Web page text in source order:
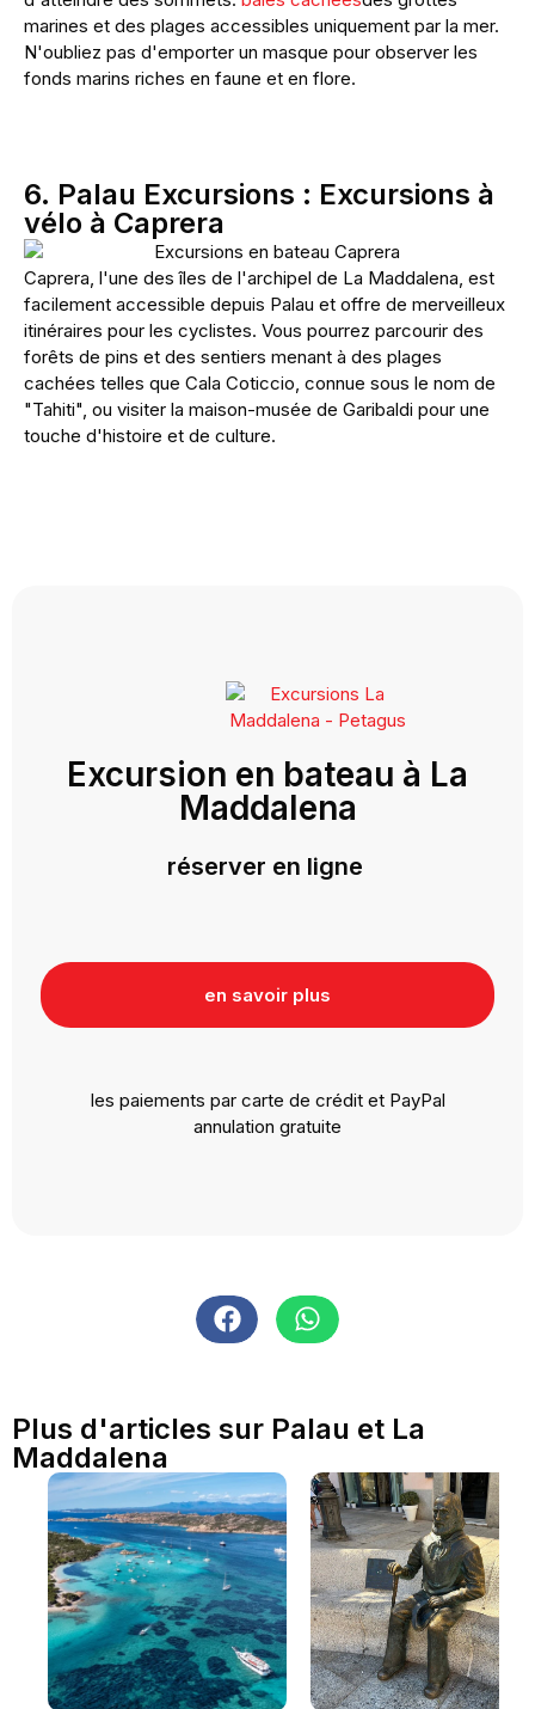
marines et des plages accessibles uniquement par la mer.
N'oubliez pas d'emporter un masque pour observer les
fonds marins riches en faune et en flore.
6. Palau Excursions : Excursions à
vélo à Caprera
Caprera, l'une des îles de l'archipel de La Maddalena, est
facilement accessible depuis Palau et offre de merveilleux
itinéraires pour les cyclistes. Vous pourrez parcourir des
forêts de pins et des sentiers menant à des plages
cachées telles que Cala Coticcio, connue sous le nom de
"Tahiti", ou visiter la maison-musée de Garibaldi pour une
touche d'histoire et de culture.
Excursion en bateau à La
Maddalena
réserver en ligne
en savoir plus
les paiements par carte de crédit et PayPal
annulation gratuite
Plus d'articles sur Palau et La
Maddalena